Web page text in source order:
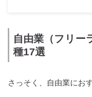
自由業（フリー
種17選
さっそく、自由業にお